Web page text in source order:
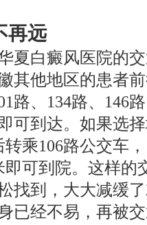
再远
夏白癜风医院的
其他地区的患者
路、134路、146
可到达。如果选
乘106路公交车
可到院。这样的
找到，大大减缓
已经不易，再被